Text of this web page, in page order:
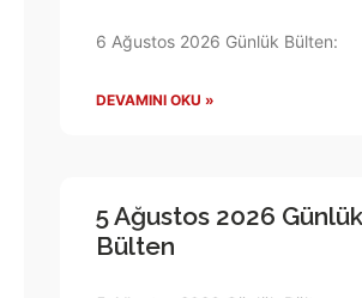
6 Ağustos 2026 Günlük Bülten:
DEVAMINI OKU »
5 Ağustos 2026 Günlük
Bülten